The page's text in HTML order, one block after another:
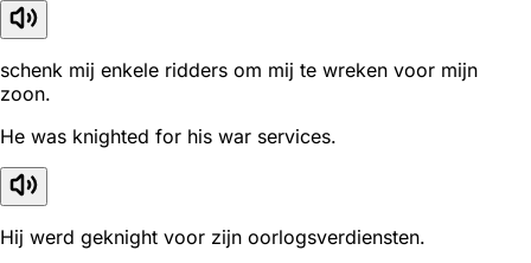
schenk mij enkele ridders om mij te wreken voor mijn
zoon.
He was knighted for his war services.
Hij werd geknight voor zijn oorlogsverdiensten.